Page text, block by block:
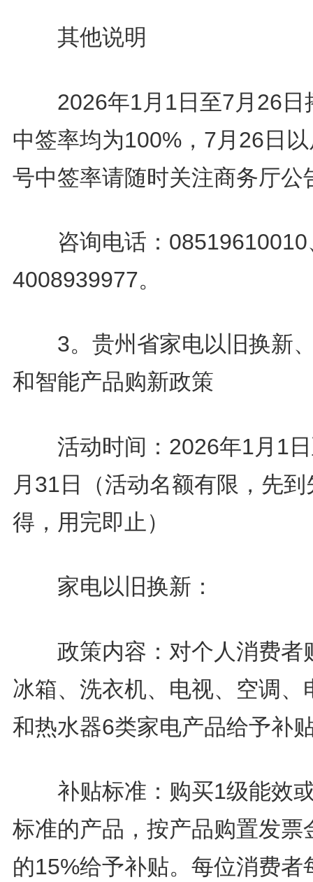
其他说明
2026年1月1日至7月26日
中签率均为100%，7月26日
号中签率请随时关注商务厅公
咨询电话：08519610010
4008939977。
3。贵州省家电以旧换新
和智能产品购新政策
活动时间：2026年1月1日
月31日（活动名额有限，先到
得，用完即止）
家电以旧换新：
政策内容：对个人消费者
冰箱、洗衣机、电视、空调、
和热水器6类家电产品给予补
补贴标准：购买1级能效
标准的产品，按产品购置发票
的15%给予补贴。每位消费者